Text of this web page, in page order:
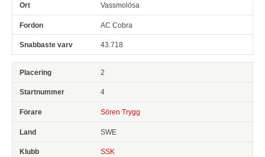
Vassmolösa
AC Cobra
43.718
2
4
Sören Trygg
SWE
SSK